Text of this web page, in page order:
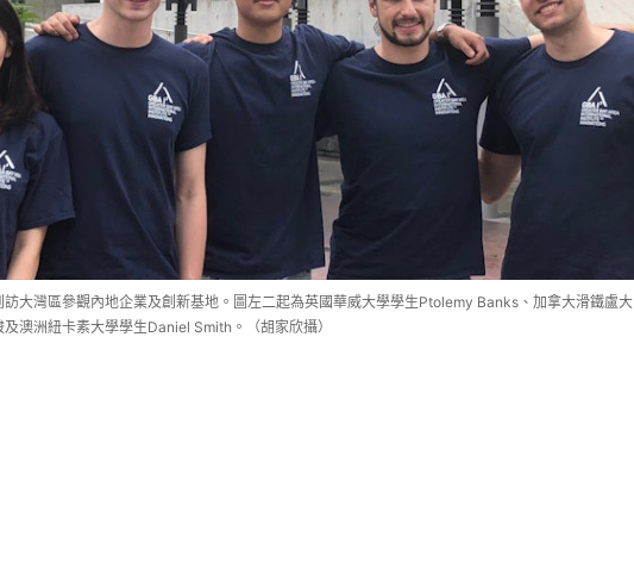
訪大灣區參觀內地企業及創新基地。圖左二起為英國華威大學學生Ptolemy Banks、加拿大滑鐵盧大
澳洲紐卡素大學學生Daniel Smith。（胡家欣攝）